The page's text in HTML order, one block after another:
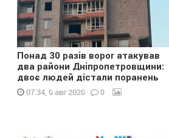
Понад 30 разів ворог атакував
два райони Дніпропетровщини:
двоє людей дістали поранень
07:34, 6 авг 2026 0